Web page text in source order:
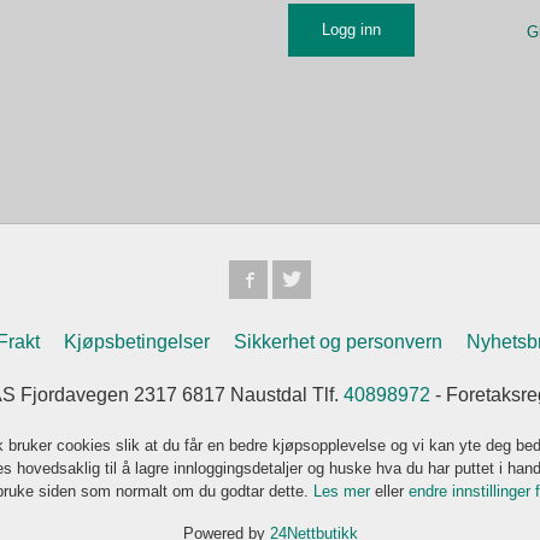
Kjøpsbetingelser Sikkerhet og personvern
Fjordavegen 2317 6817 Naustdal Tlf. 40898972 -
bruker cookies slik at du får en bedre kjøpsopplevelse og vi kan yte deg
hovedsaklig til å lagre innloggingsdetaljer og huske hva du har puttet i
siden som normalt om du godtar dette. Les mer eller endre innstillinger
Powered by 24Nettbutikk